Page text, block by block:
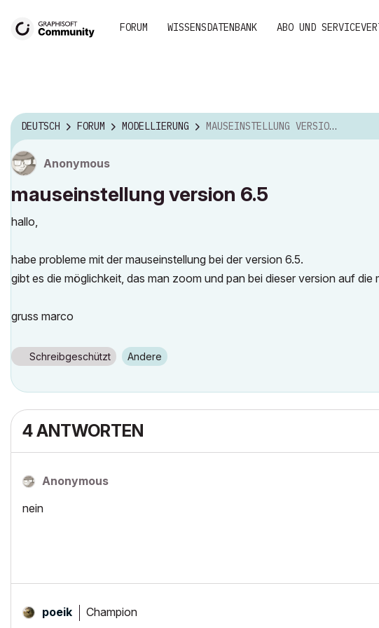
FORUM WISSENSDATENBANK ABO UND
DEUTSCH FORUM MODELLIERUNG MAUSEINSTELLUNG VERSION 6.5
Anonymous
mauseinstellung version 6.5
hallo,
habe probleme mit der mauseinstellung bei der version 6.5.
gibt es die möglichkeit, das man zoom und pan bei dieser version auf die
gruss marco
Schreibgeschützt Andere
4 ANTWORTEN
Anonymous
nein
poeik Champion